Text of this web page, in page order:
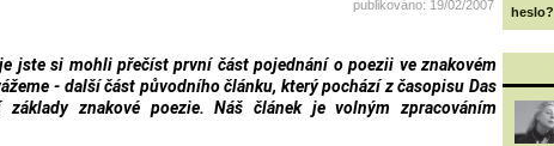
publikováno: 19/02/2007
jste si mohli přečíst první část pojednání o poezii ve znakovém
- další část původního článku, který pochází z časopisu Das
základy znakové poezie. Náš článek je volným zpracováním
heslo?